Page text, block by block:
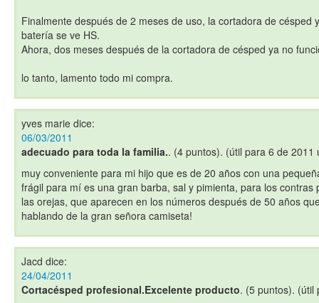
Finalmente después de 2 meses de uso, la cortadora de césped
batería se ve HS.
Ahora, dos meses después de la cortadora de césped ya no
lo tanto, lamento todo mi compra.
yves marie dice:
06/03/2011
adecuado para toda la familia.. (4 puntos). (útil para 6 de 2011
muy conveniente para mi hijo que es de 20 años con una
frágil para mí es una gran barba, sal y pimienta, para los contras
las orejas, que aparecen en los números después de 50 años
hablando de la gran señora camiseta!
Jacd dice:
24/04/2011
Cortacésped profesional.Excelente producto. (5 puntos). (útil